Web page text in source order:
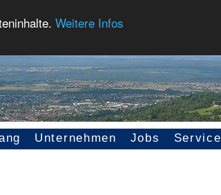
Weitere Infos
Unternehmen Jobs Service